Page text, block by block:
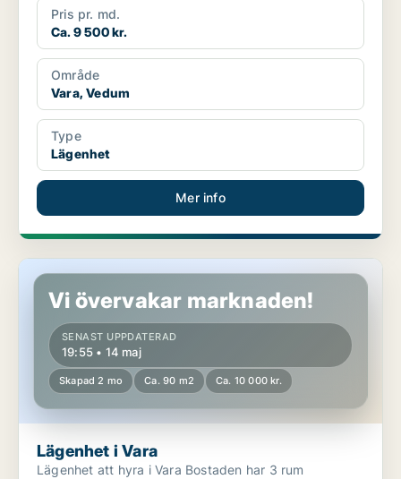
Pris pr. md.
Ca. 9 500 kr.
Område
Vara, Vedum
Type
Lägenhet
Mer info
Lägenhet i Vara
Vi övervakar marknaden!
SENAST UPPDATERAD
19:55 • 14 maj
Skapad 2 mo Ca. 90 m2 Ca. 10 000 kr.
Lägenhet i Vara
Lägenhet att hyra i Vara Bostaden har 3 rum